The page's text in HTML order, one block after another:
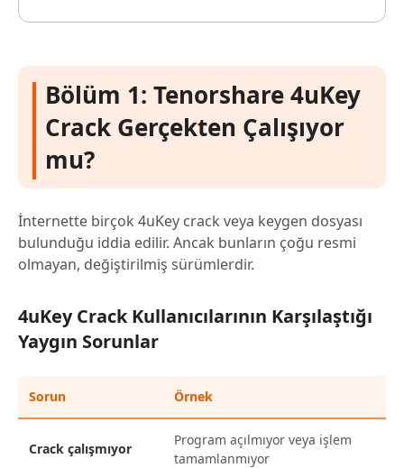
Bölüm 1: Tenorshare 4uKey
Crack Gerçekten Çalışıyor
mu?
İnternette birçok 4uKey crack veya keygen dosyası
bulunduğu iddia edilir. Ancak bunların çoğu resmi
olmayan, değiştirilmiş sürümlerdir.
4uKey Crack Kullanıcılarının Karşılaştığı
Yaygın Sorunlar
Sorun Örnek
Crack çalışmıyor
Program açılmıyor veya işlem
tamamlanmıyor